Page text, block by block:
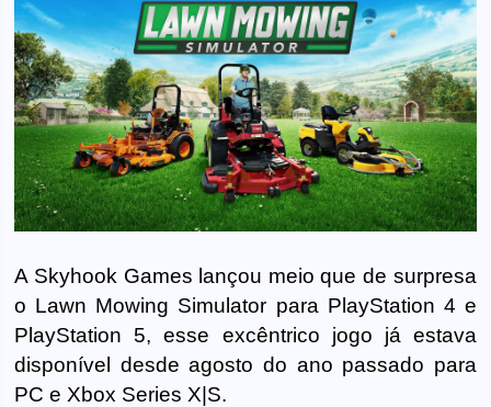
A Skyhook Games lançou meio que de surpresa
o Lawn Mowing Simulator para PlayStation 4 e
PlayStation 5, esse excêntrico jogo já estava
disponível desde agosto do ano passado para
PC e Xbox Series X|S.